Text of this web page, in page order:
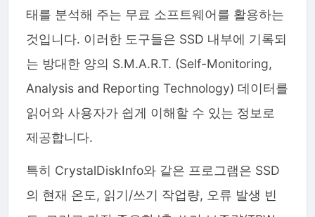
태를 분석해 주는 무료 소프트웨어를 활용하는
것입니다. 이러한 도구들은 SSD 내부에 기록되
는 방대한 양의 S.M.A.R.T. (Self-Monitoring,
Analysis and Reporting Technology) 데이터를
읽어와 사용자가 쉽게 이해할 수 있는 정보로
제공합니다.
특히 CrystalDiskInfo와 같은 프로그램은 SSD
의 현재 온도, 읽기/쓰기 작업량, 오류 발생 빈